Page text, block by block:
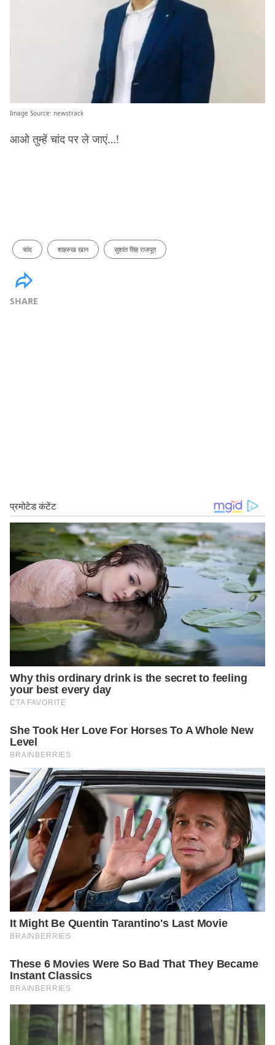
Image Source: newstrack
आओ तुम्हें चांद पर ले जाएं…!
चांद शाहरुख खान सुशांत सिंह राजपूत
SHARE